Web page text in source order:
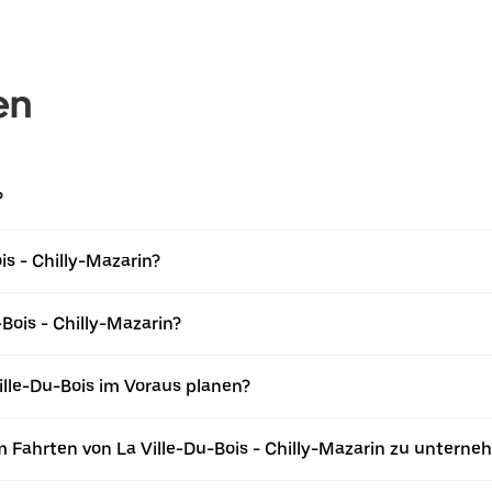
- Chilly-Mazarin?
- Chilly-Mazarin?
Du-Bois im Voraus planen?
Fahrten von La Ville-Du-Bois - Chilly-Mazarin zu